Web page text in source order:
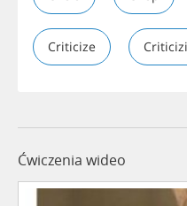
Criticize
Ćwiczenia wideo